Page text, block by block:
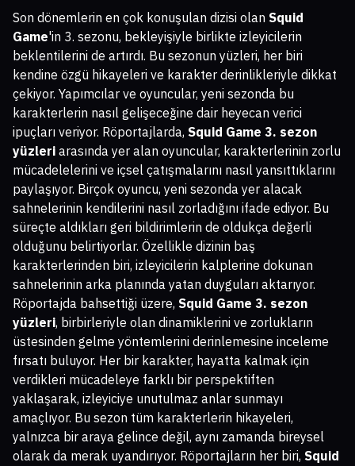
Son dönemlerin en çok konuşulan dizisi olan Squid
Game'in 3. sezonu, bekleyişiyle birlikte izleyicilerin
beklentilerini de artırdı. Bu sezonun yüzleri, her biri
kendine özgü hikayeleri ve karakter derinlikleriyle dikkat
çekiyor. Yapımcılar ve oyuncular, yeni sezonda bu
karakterlerin nasıl gelişeceğine dair heyecan verici
ipuçları veriyor. Röportajlarda, Squid Game 3. sezon
yüzleri arasında yer alan oyuncular, karakterlerinin zorlu
mücadelelerini ve içsel çatışmalarını nasıl yansıttıklarını
paylaşıyor. Birçok oyuncu, yeni sezonda yer alacak
sahnelerinin kendilerini nasıl zorladığını ifade ediyor. Bu
süreçte aldıkları geri bildirimlerin de oldukça değerli
olduğunu belirtiyorlar. Özellikle dizinin baş
karakterlerinden biri, izleyicilerin kalplerine dokunan
sahnelerinin arka planında yatan duyguları aktarıyor.
Röportajda bahsettiği üzere, Squid Game 3. sezon
yüzleri, birbirleriyle olan dinamiklerini ve zorlukların
üstesinden gelme yöntemlerini derinlemesine inceleme
fırsatı buluyor. Her bir karakter, hayatta kalmak için
verdikleri mücadeleye farklı bir perspektiften
yaklaşarak, izleyiciye unutulmaz anlar sunmayı
amaçlıyor. Bu sezon tüm karakterlerin hikayeleri,
yalnızca bir araya gelince değil, aynı zamanda bireysel
olarak da merak uyandırıyor. Röportajların her biri, Squid